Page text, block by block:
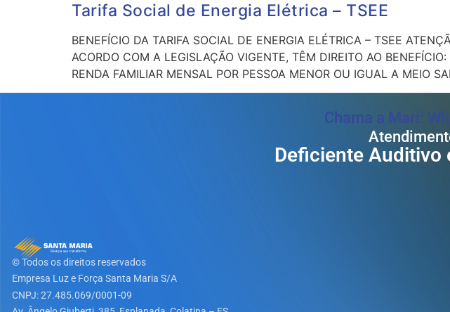
Tarifa Social de Energia Elétrica – TSEE
BENEFÍCIO DA TARIFA SOCIAL DE ENERGIA ELÉTRICA – TSEE
ACORDO COM A LEGISLAÇÃO VIGENTE, TÊM DIREITO AO
RENDA FAMILIAR MENSAL POR PESSOA MENOR OU IGUAL A MEIO
Chama a Mari:
Deficiente Auditivo
© Todos os direitos reservados
Empresa Luz e Força Santa Maria S/A​
CNPJ: 27.485.069/0001-09